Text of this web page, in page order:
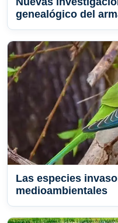
genealógico del
Las especies
medioambientales